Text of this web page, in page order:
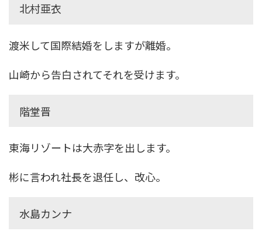
北村亜衣
渡米して国際結婚をしますが離婚。
山崎から告白されてそれを受けます。
階堂晋
東海リゾートは大赤字を出します。
彬に言われ社長を退任し、改心。
水島カンナ